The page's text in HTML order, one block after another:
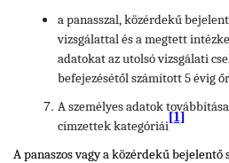
a panasszal, közérdekű
vizsgálattal és a megtett
adatokat az utolsó vizsgálati
befejezésétől számított 5 évig
A személyes adatok
címzettek kategóriái
[1]
A panaszos vagy a közérdekű bejelentő